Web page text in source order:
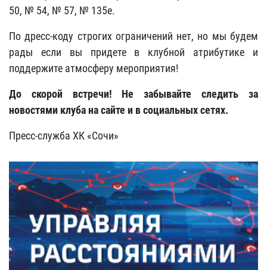
50, № 54, № 57, № 135е.
По дресс-коду строгих ограничений нет, но мы будем
рады если вы придете в клубной атрибутике и
поддержите атмосферу мероприятия!
До скорой встречи! Не забывайте следить за
новостями клуба на сайте и в социальных сетях.
Пресс-служба ХК «Сочи»